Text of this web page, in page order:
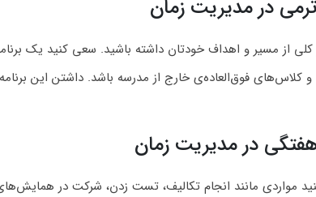
در مدیریت زمان
کلی از مسیر و اهداف خودتان داشته باشید. سعی کنید یک
کلاس‌های فوق‌العاده‌ی خارج از مدرسه باشد. داشتن این
در مدیریت زمان
مواردی مانند انجام تکالیف، تست زدن، شرکت در